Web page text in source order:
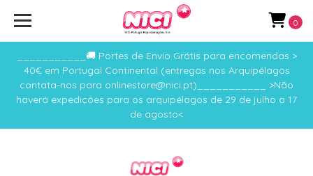
___________🚚 Portes de Envio Grátis para encomendas >
40€ em Portugal Continental (entregas nos Arquipélagos
contata-nos para onlinestore@nici.pt)___________ >Não
haverá expedições para os arquipélagos de 29 de julho a 17
de agosto<
0